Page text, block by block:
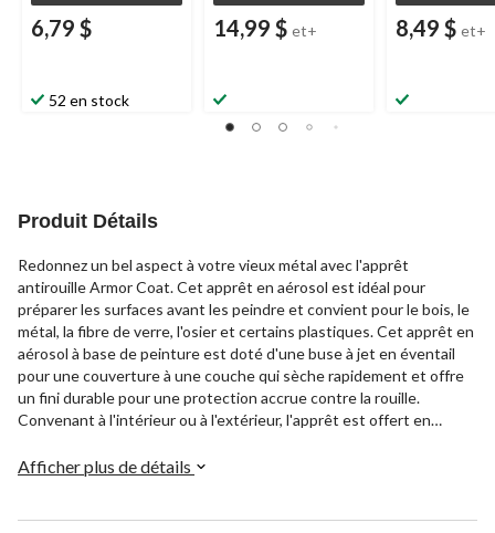
6,79 $
52 en stock
14,99 $ et+ 8,49 $ et+
Produit Détails
Redonnez un bel aspect à votre vieux métal avec l'apprêt
antirouille Armor Coat. Cet apprêt en aérosol est idéal pour
préparer les surfaces avant les peindre et convient pour le bois, le
métal, la fibre de verre, l'osier et certains plastiques. Cet apprêt en
aérosol à base de peinture est doté d'une buse à jet en éventail
pour une couverture à une couche qui sèche rapidement et offre
un fini durable pour une protection accrue contre la rouille.
Convenant à l'intérieur ou à l'extérieur, l'apprêt est offert en
g.
Afficher plus de détails